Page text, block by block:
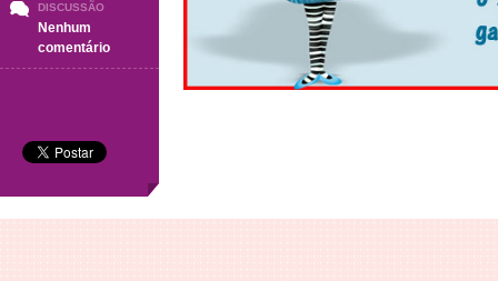
DISCUSSÃO
Nenhum
comentárioem
Sábado